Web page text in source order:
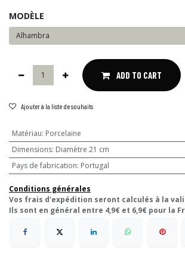
MODÈLE
ADD TO CART
Ajouter à la liste de souhaits
Matériau: Porcelaine
Dimensions: Diamètre 21 cm
Pays de fabrication: Portugal
Conditions générales
Vos frais d'expédition seront calculés à la
Ils sont en général entre 4,9€ et 6,9€ pour la